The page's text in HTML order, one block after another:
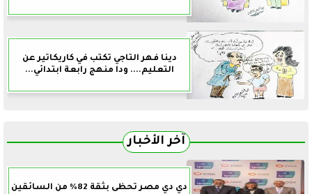
دينا فهر التاجي تكتب في كاريكاتير عن
التعليم.... ودا منهج رابعة ابتدائي...
آخر الأخبار
دي دي مصر تحظى بثقة 82% من السائقين